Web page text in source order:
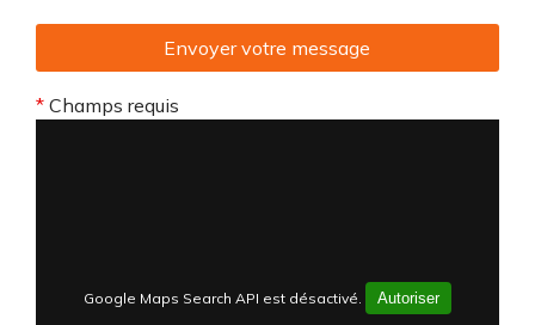
*Champs requis
Google Maps Search API est désactivé. Autoriser